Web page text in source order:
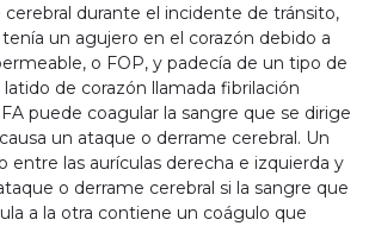
durante el incidente de tránsito,
un agujero en el corazón debido a
o FOP, y padecía de un tipo de
de corazón llamada fibrilación
puede coagular la sangre que se dirige
un ataque o derrame cerebral. Un
entre las aurículas derecha e izquierda y
o derrame cerebral si la sangre que
a la otra contiene un coágulo que